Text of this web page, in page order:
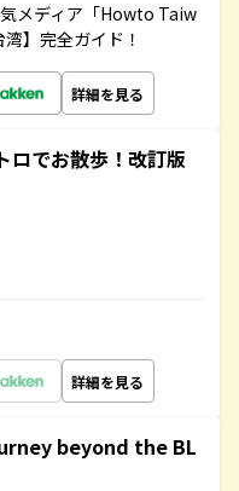
メディア「Howto Taiw
】完全ガイド！
詳細を見る
ロでお散歩！改訂版
詳細を見る
beyond the BL